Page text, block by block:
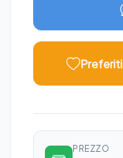
Preferiti
PREZZO